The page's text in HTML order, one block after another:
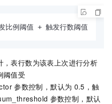
比例阈值 + 触发行数阈值
表行数为该表上次进行分析
阈值受
参数控制，默认为 0.5，触
参数控制，默认